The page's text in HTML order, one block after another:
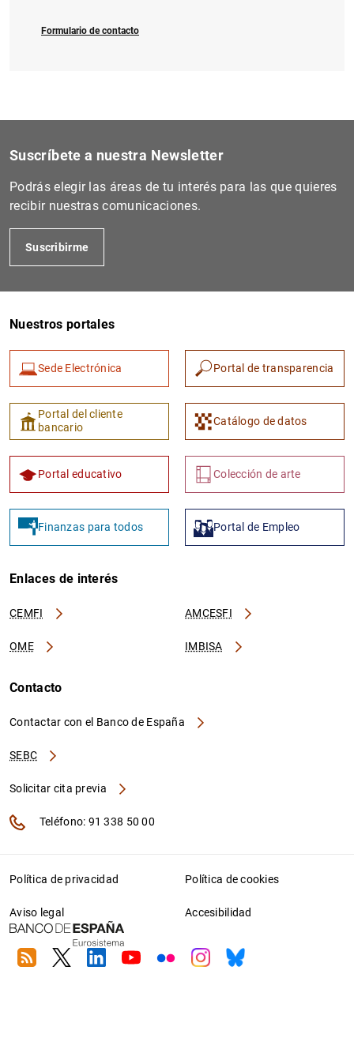
Formulario de contacto
Suscríbete a nuestra Newsletter
Podrás elegir las áreas de tu interés para las que quieres
recibir nuestras comunicaciones.
Suscribirme
Nuestros portales
Sede Electrónica Portal de transparencia
Portal del cliente
bancario
Catálogo de datos
Portal educativo Colección de arte
Finanzas para todos Portal de Empleo
Enlaces de interés
CEMFI AMCESFI
OME IMBISA
Contacto
Contactar con el Banco de España
SEBC
Solicitar cita previa
Teléfono: 91 338 50 00
Política de privacidad Política de cookies
Aviso legal Accesibilidad
RSS TwitterLinkedin
YoutubeFlickrInstagram
Bluesky